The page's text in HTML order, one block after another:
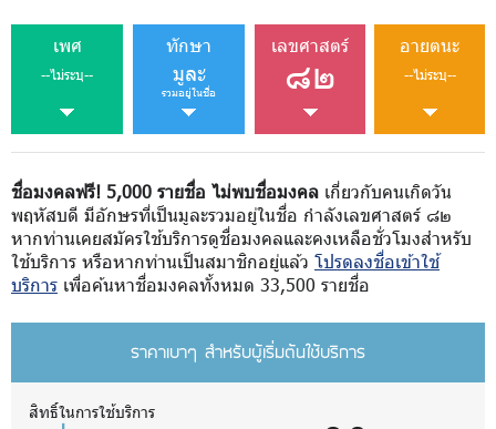
เพศ
--ไม่ระบุ--
ทักษา
มูละ
รวมอยู่ในชื่อ
เลขศาสตร์
๘๒
อายตนะ
--ไม่ระบุ--
ชื่อมงคลฟรี! 5,000 รายชื่อ ไม่พบชื่อมงคล เกี่ยวกับคนเกิดวัน
พฤหัสบดี มีอักษรที่เป็นมูละรวมอยู่ในชื่อ กำลังเลขศาสตร์ ๘๒
หากท่านเคยสมัครใช้บริการดูชื่อมงคลและคงเหลือชั่วโมงสำหรับ
ใช้บริการ หรือหากท่านเป็นสมาชิกอยู่แล้ว โปรดลงชื่อเข้าใช้
บริการ เพื่อค้นหาชื่อมงคลทั้งหมด 33,500 รายชื่อ
ราคาเบาๆ สำหรับผู้เริ่มต้นใช้บริการ
สิทธิ์ในการใช้บริการ